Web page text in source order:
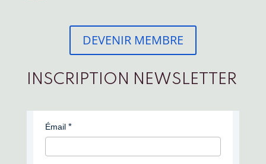
DEVENIR MEMBRE
INSCRIPTION NEWSLETTER
Émail